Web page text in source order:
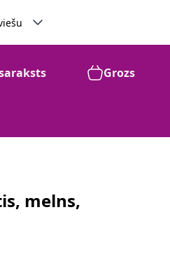
Grozs
melns,